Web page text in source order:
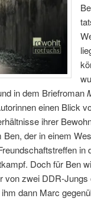
in dem Briefroman
einen Blick
ihrer
der in einem
Doch für Ben
von zwei DDR-
dann Marc